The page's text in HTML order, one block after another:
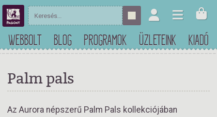
WEBBOLT BLOG PROGRAMOK ÜZLETEINK KIADÓ
Palm pals
Az Aurora népszerű Palm Pals kollekciójában